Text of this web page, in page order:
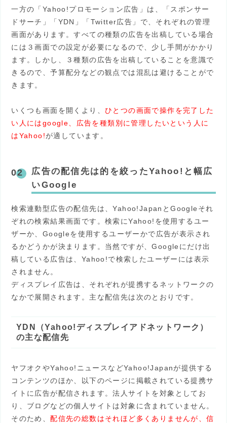
一方の「Yahoo!プロモーション広告」は、「スポンサー
ドサーチ」「YDN」「Twitter広告」で、それぞれの管理
画面があります。すべての種類の広告を出稿している場合
には３画面での設定が必要になるので、少し手間がかかり
ます。しかし、３種類の広告を出稿していることを意識で
きるので、予算配分などの観点では混乱は避けることがで
きます。
いくつも画面を開くより、ひとつの画面で操作を完了した
い人にはgoogle、広告を種類別に管理したいという人に
はYahoo!が適しています。
広告の配信先は的を絞ったYahoo!と幅広
いGoogle
検索連動型広告の配信先は、Yahoo!JapanとGoogleそれ
ぞれの検索結果画面です。検索にYahoo!を使用するユー
ザーか、Googleを使用するユーザーかで広告が表示され
るかどうかが決まります。当然ですが、Googleにだけ出
稿している広告は、Yahoo!で検索したユーザーには表示
されません。
ディスプレイ広告は、それぞれが提携するネットワークの
なかで展開されます。主な配信先は次のとおりです。
YDN（Yahoo!ディスプレイアドネットワーク）
の主な配信先
ヤフオクやYahoo!ニュースなどYahoo!Japanが提供する
コンテンツのほか、以下のページに掲載されている提携サ
イトに広告が配信されます。法人サイトを対象としてお
り、ブログなどの個人サイトは対象に含まれていません。
そのため、配信先の総数はそれほど多くありませんが、信